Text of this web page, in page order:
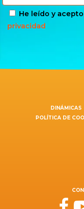
He leído y
privacidad
DINÁMICAS
POLÍTICA DE